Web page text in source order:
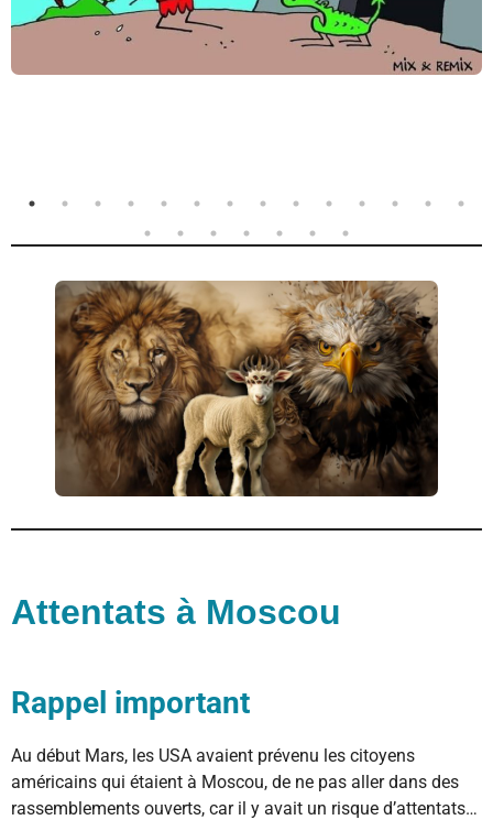
Attentats à Moscou
Rappel important
Au début Mars, les USA avaient prévenu les citoyens
américains qui étaient à Moscou, de ne pas aller dans des
rassemblements ouverts, car il y avait un risque d’attentats…